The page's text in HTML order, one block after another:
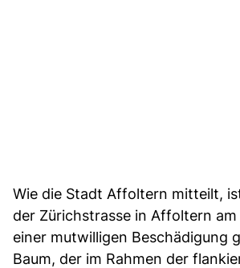
Wie die Stadt Affoltern mitteilt,
der Zürichstrasse in Affoltern
einer mutwilligen Beschädigung
Baum, der im Rahmen der